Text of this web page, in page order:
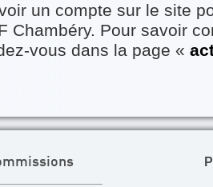
un compte sur le site
Chambéry. Pour savoir
vous dans la page «